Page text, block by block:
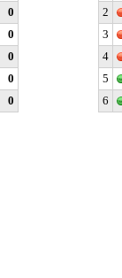
0
0
0
0
0
2
3
4
5
6